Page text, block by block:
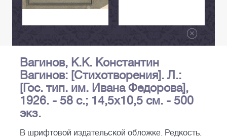
Вагинов, К.К. Константин
Вагинов: [Стихотворения]. Л.:
[Гос. тип. им. Ивана Федорова],
1926. - 58 с.; 14,5х10,5 см. - 500
экз.
В шрифтовой издательской обложке. Редкость.